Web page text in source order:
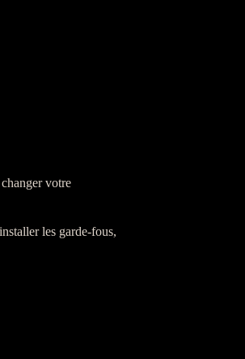
votre
les garde-fous,